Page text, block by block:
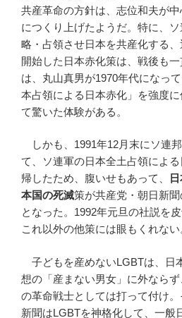
共産革命の方針は、志位和夫が
につくり上げたようだ。特に、
略・占領させ日本を共産化する
開始した日本赤化策は、戦後も
は、丸山真男が1970年代になっ
本占領による日本赤化」を強度
て驚いた体験がある。
しかも、1991年12月末にソ連
て、ソ連軍の日本全土占領によ
帰したため、腹いせもあって、
本国の死滅策が共産党・朝日新
となった。1992年元旦の社説を
これ以外の他策には眼もくれない
子どもを産めないLGBTは、日
想の「産まない男女」に外なら
の革命戦士としては打って付け
新聞はLGBTを神格化して、一般